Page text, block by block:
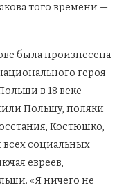
того времени —
была произнесена
героя
в 18 веке —
Польшу, поляки
Костюшко,
всех социальных
евреев,
«Я ничего не